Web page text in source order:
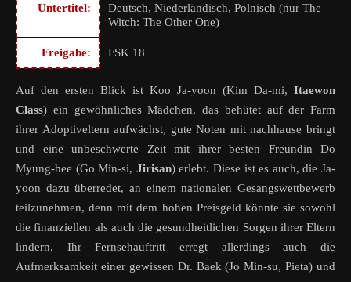
Untertitel:
Deutsch, Niederländisch, Polnisch (nur The
Witch: The Other One)
Freigabe: FSK 18
Auf den ersten Blick ist Koo Ja-yoon (Kim Da-mi, Itaewon
Class) ein gewöhnliches Mädchen, das behütet auf der Farm
ihrer Adoptiveltern aufwächst, gute Noten mit nachhause bringt
und eine unbeschwerte Zeit mit ihrer besten Freundin Do
Myung-hee (Go Min-si, Jirisan) erlebt. Diese ist es auch, die Ja-
yoon dazu überredet, an einem nationalen Gesangswettbewerb
teilzunehmen, denn mit dem hohen Preisgeld könnte sie sowohl
die finanziellen als auch die gesundheitlichen Sorgen ihrer Eltern
lindern. Ihr Fernsehauftritt erregt allerdings auch die
Aufmerksamkeit einer gewissen Dr. Baek (Jo Min-su, Pieta) und